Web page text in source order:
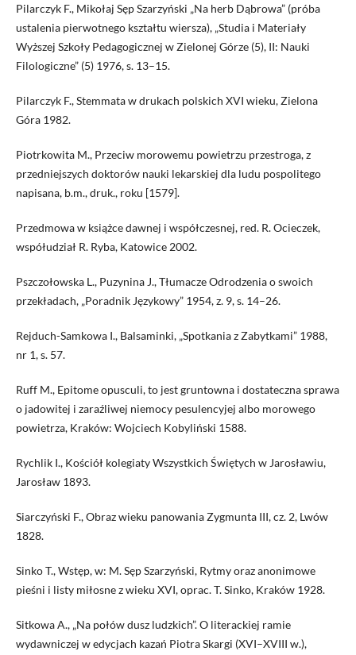
Pilarczyk F., Mikołaj Sęp Szarzyński „Na herb Dąbrowa” (próba
ustalenia pierwotnego kształtu wiersza), „Studia i Materiały
Wyższej Szkoły Pedagogicznej w Zielonej Górze (5), II: Nauki
Filologiczne” (5) 1976, s. 13–15.
Pilarczyk F., Stemmata w drukach polskich XVI wieku, Zielona
Góra 1982.
Piotrkowita M., Przeciw morowemu powietrzu przestroga, z
przedniejszych doktorów nauki lekarskiej dla ludu pospolitego
napisana, b.m., druk., roku [1579].
Przedmowa w książce dawnej i współczesnej, red. R. Ocieczek,
współudział R. Ryba, Katowice 2002.
Pszczołowska L., Puzynina J., Tłumacze Odrodzenia o swoich
przekładach, „Poradnik Językowy” 1954, z. 9, s. 14–26.
Rejduch-Samkowa I., Balsaminki, „Spotkania z Zabytkami” 1988,
nr 1, s. 57.
Ruff M., Epitome opusculi, to jest gruntowna i dostateczna sprawa
o jadowitej i zaraźliwej niemocy pesulencyjej albo morowego
powietrza, Kraków: Wojciech Kobyliński 1588.
Rychlik I., Kościół kolegiaty Wszystkich Świętych w Jarosławiu,
Jarosław 1893.
Siarczyński F., Obraz wieku panowania Zygmunta III, cz. 2, Lwów
1828.
Sinko T., Wstęp, w: M. Sęp Szarzyński, Rytmy oraz anonimowe
pieśni i listy miłosne z wieku XVI, oprac. T. Sinko, Kraków 1928.
Sitkowa A., „Na połów dusz ludzkich”. O literackiej ramie
wydawniczej w edycjach kazań Piotra Skargi (XVI–XVIII w.),